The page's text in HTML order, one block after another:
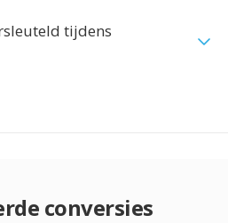
tijdens
conversies